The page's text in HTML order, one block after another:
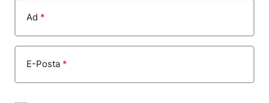
Ad *
E-Posta *